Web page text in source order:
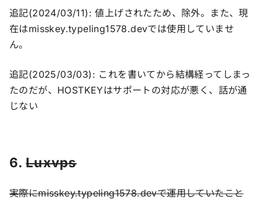
追記(2024/03/11): 値上げされたため、除外。また、現
在はmisskey.typeling1578.devでは使用していませ
ん。
追記(2025/03/03): これを書いてから結構経ってしまっ
たのだが、HOSTKEYはサポートの対応が悪く、話が通
じない
6.Luxvps
実際にmisskey.typeling1578.devで運用していたこと